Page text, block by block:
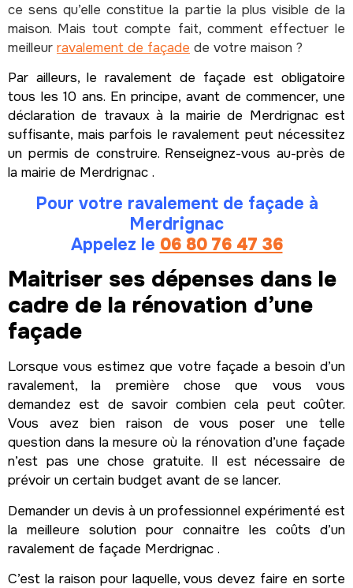
ce sens qu’elle constitue la partie la plus visible de la
maison. Mais tout compte fait, comment effectuer le
meilleur ravalement de façade de votre maison ?
Par ailleurs, le ravalement de façade est obligatoire
tous les 10 ans. En principe, avant de commencer, une
déclaration de travaux à la mairie de Merdrignac est
suffisante, mais parfois le ravalement peut nécessitez
un permis de construire. Renseignez-vous au-près de
la mairie de Merdrignac .
Pour votre ravalement de façade à
Merdrignac
Appelez le 06 80 76 47 36
Maitriser ses dépenses dans le
cadre de la rénovation d’une
façade
Lorsque vous estimez que votre façade a besoin d’un
ravalement, la première chose que vous vous
demandez est de savoir combien cela peut coûter.
Vous avez bien raison de vous poser une telle
question dans la mesure où la rénovation d’une façade
n’est pas une chose gratuite. Il est nécessaire de
prévoir un certain budget avant de se lancer.
Demander un devis à un professionnel expérimenté est
la meilleure solution pour connaitre les coûts d’un
ravalement de façade Merdrignac .
C’est la raison pour laquelle, vous devez faire en sorte